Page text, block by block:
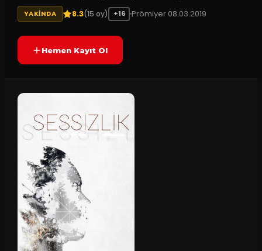
YAKINDA 8.3(15 oy) +16 Prömiyer 08.03.2019
Hemen Kayıt Ol